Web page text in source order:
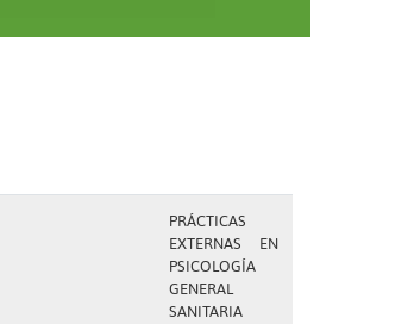
PRÁCTICAS
EXTERNAS EN
PSICOLOGÍA
GENERAL
SANITARIA